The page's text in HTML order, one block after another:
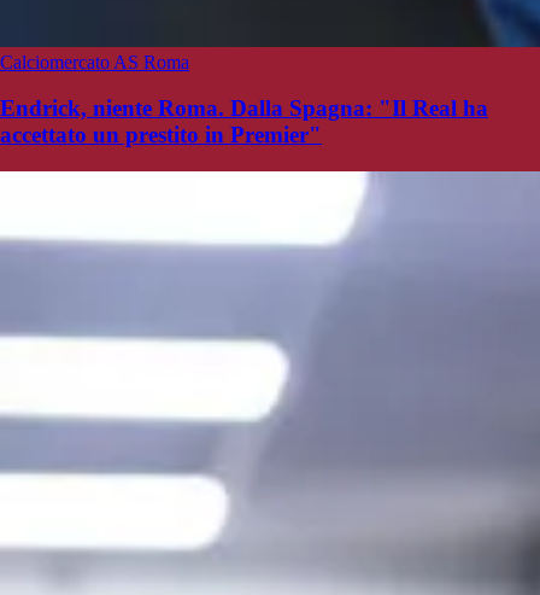
Calciomercato AS Roma
Endrick, niente Roma. Dalla Spagna: "Il Real ha
accettato un prestito in Premier"